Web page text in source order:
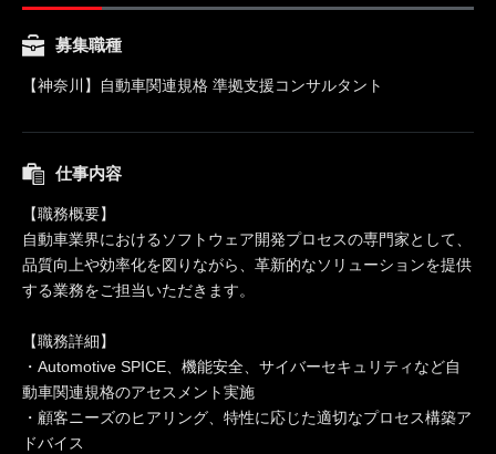
募集職種
【神奈川】自動車関連規格 準拠支援コンサルタント
仕事内容
【職務概要】
自動車業界におけるソフトウェア開発プロセスの専門家として、
品質向上や効率化を図りながら、革新的なソリューションを提供
する業務をご担当いただきます。
【職務詳細】
・Automotive SPICE、機能安全、サイバーセキュリティなど自
動車関連規格のアセスメント実施
・顧客ニーズのヒアリング、特性に応じた適切なプロセス構築ア
ドバイス